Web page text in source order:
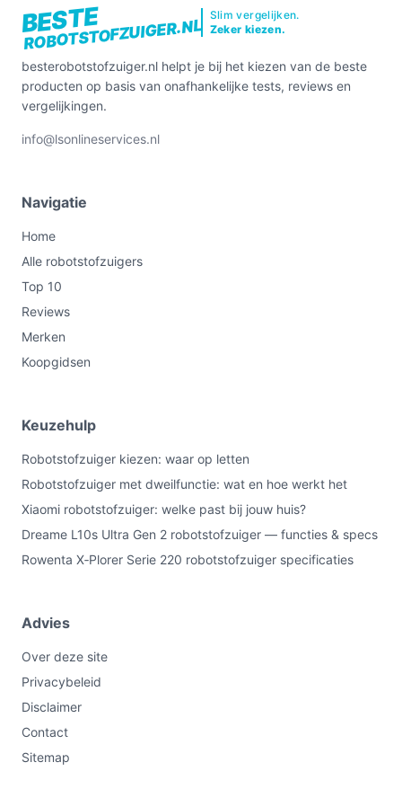
BESTE
ROBOTSTOFZUIGER.NL
Slim vergelijken.
Zeker kiezen.
besterobotstofzuiger.nl helpt je bij het kiezen van de beste
producten op basis van onafhankelijke tests, reviews en
vergelijkingen.
info@lsonlineservices.nl
Navigatie
Home
Alle robotstofzuigers
Top 10
Reviews
Merken
Koopgidsen
Keuzehulp
Robotstofzuiger kiezen: waar op letten
Robotstofzuiger met dweilfunctie: wat en hoe werkt het
Xiaomi robotstofzuiger: welke past bij jouw huis?
Dreame L10s Ultra Gen 2 robotstofzuiger — functies & specs
Rowenta X‑Plorer Serie 220 robotstofzuiger specificaties
Advies
Over deze site
Privacybeleid
Disclaimer
Contact
Sitemap